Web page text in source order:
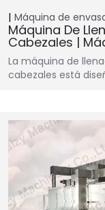
Máquina de
Máquina De
Cabezales |
La máquina de
cabezales está